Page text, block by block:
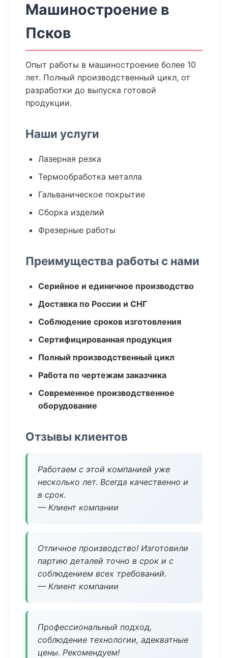
Машиностроение в
Псков
Опыт работы в машиностроение более 10
лет. Полный производственный цикл, от
разработки до выпуска готовой
продукции.
Наши услуги
Лазерная резка
Термообработка металла
Гальваническое покрытие
Сборка изделий
Фрезерные работы
Преимущества работы с нами
Серийное и единичное производство
Доставка по России и СНГ
Соблюдение сроков изготовления
Сертифицированная продукция
Полный производственный цикл
Работа по чертежам заказчика
Современное производственное
оборудование
Отзывы клиентов
Работаем с этой компанией уже
несколько лет. Всегда качественно и
в срок.
— Клиент компании
Отличное производство! Изготовили
партию деталей точно в срок и с
соблюдением всех требований.
— Клиент компании
Профессиональный подход,
соблюдение технологии, адекватные
цены. Рекомендуем!